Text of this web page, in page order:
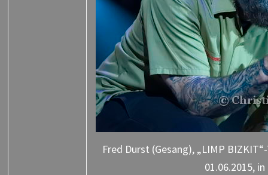
Fred Durst (Gesang), „LIMP
01.06.2015,